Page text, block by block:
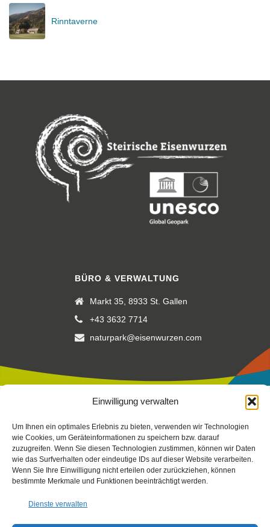
Einwilligung verwalten
Um Ihnen ein optimales Erlebnis zu bieten, verwenden wir Technologien
wie Cookies, um Geräteinformationen zu speichern bzw. darauf
zuzugreifen. Wenn Sie diesen Technologien zustimmen, können wir Daten
wie das Surfverhalten oder eindeutige IDs auf dieser Website verarbeiten.
Wenn Sie Ihre Einwilligung nicht erteilen oder zurückziehen, können
bestimmte Merkmale und Funktionen beeinträchtigt werden.
Dienste verwalten
Rinntaverne
BÜRO & VERWALTUNG
Markt 35, 8933 St. Gallen
+43 3632 7714
naturpark@eisenwurzen.com
Fotos:Stefan Leitner-Gesaeuse,TV Gesäuse Stefan Leitner
mit Unterstützung von Bund, Land Steiermark und der
Europäischen Union (LEADER), Verein Arche Noah, Peterherr,
Scheucher, Sattler, Nachbagauer, NUP EIS